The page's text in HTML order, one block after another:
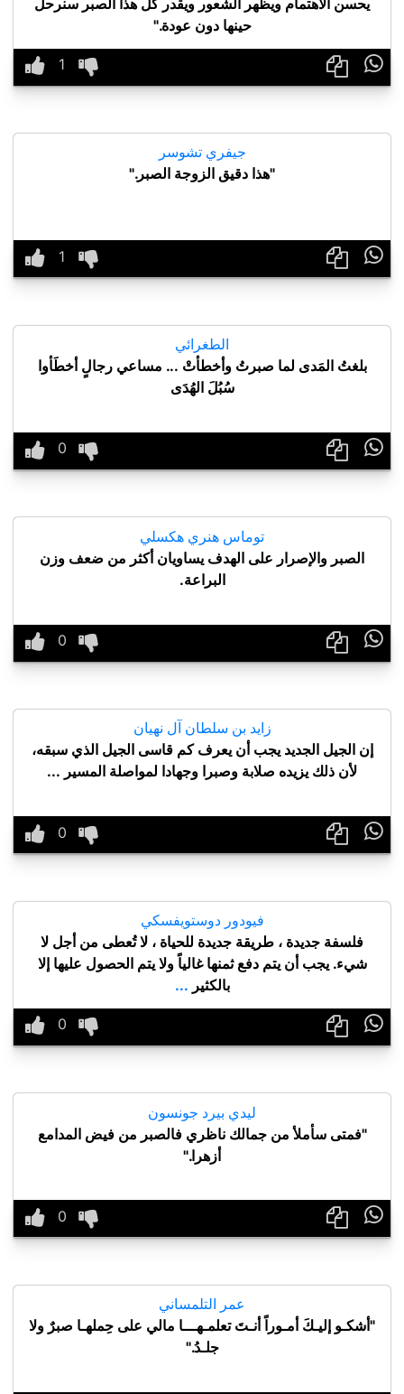
حينها دون عودة."

جيفري تشوسر
"هذا دقيق الزوجة الصبر."

الطغرائي
بلغتُ المَدى لما صبرتُ وأخطأتْ ... مساعي رجالٍ أخطَأوا
سُبُلَ الهُدَى

توماس هنري هكسلي
الصبر والإصرار على الهدف يساويان أكثر من ضعف وزن
البراعة.

زايد بن سلطان آل نهيان
إن الجيل الجديد يجب أن يعرف كم قاسى الجيل الذي سبقه،
لأن ذلك يزيده صلابة وصبرا وجهادا لمواصلة المسير ...

فيودور دوستويفسكي
فلسفة جديدة ، طريقة جديدة للحياة ، لا تُعطى من أجل لا
شيء. يجب أن يتم دفع ثمنها غالياً ولا يتم الحصول عليها إلا
بالكثير ...

ليدي بيرد جونسون
"فمتى سأملأ من جمالك ناظري فالصبر من فيض المدامع
أزهرا."

عمر التلمساني
"أشكـو إليـكَ أمـوراً أنـتَ تعلمـهـــا مالي على حِملهـا صبرٌ ولا
جلـدُ."